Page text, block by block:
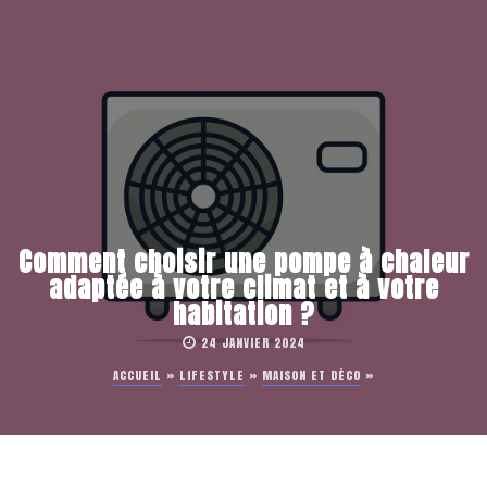
Comment choisir une pompe à chaleur
adaptée à votre climat et à votre
habitation ?
24 JANVIER 2024
ACCUEIL » LIFESTYLE » MAISON ET DÉCO »